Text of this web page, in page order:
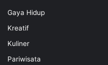
Gaya Hidup
Kreatif
Kuliner
Pariwisata